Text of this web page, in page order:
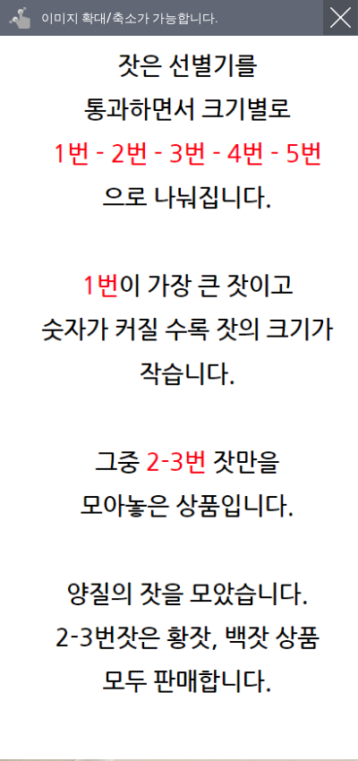
이미지 확대/축소가 가능합니다.